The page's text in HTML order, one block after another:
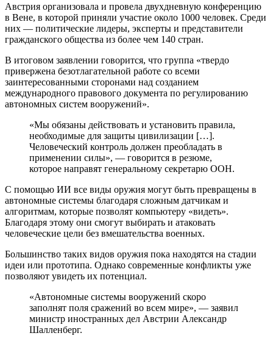
Австрия организовала и провела двухдневную конференцию
в Вене, в которой приняли участие около 1000 человек. Среди
них — политические лидеры, эксперты и представители
гражданского общества из более чем 140 стран.
В итоговом заявлении говорится, что группа «твердо
привержена безотлагательной работе со всеми
заинтересованными сторонами над созданием
международного правового документа по регулированию
автономных систем вооружений».
«Мы обязаны действовать и установить правила,
необходимые для защиты цивилизации […].
Человеческий контроль должен преобладать в
применении силы», — говорится в резюме,
которое направят генеральному секретарю ООН.
С помощью ИИ все виды оружия могут быть превращены в
автономные системы благодаря сложным датчикам и
алгоритмам, которые позволят компьютеру «видеть».
Благодаря этому они смогут выбирать и атаковать
человеческие цели без вмешательства военных.
Большинство таких видов оружия пока находятся на стадии
идеи или прототипа. Однако современные конфликты уже
позволяют увидеть их потенциал.
«Автономные системы вооружений скоро
заполнят поля сражений во всем мире», — заявил
министр иностранных дел Австрии Александр
Шалленберг.